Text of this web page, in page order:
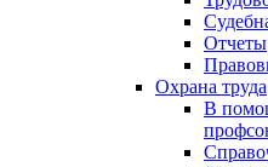
Отчеты
Охрана труда
В